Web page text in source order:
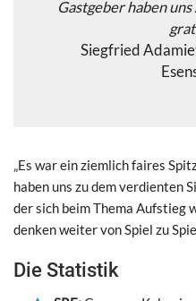
Gastgeber haben
Siegfried
„Es war ein ziemlich faires
haben uns zu dem verdienten
der sich beim Thema Aufstieg
denken weiter von Spiel zu
Die Statistik